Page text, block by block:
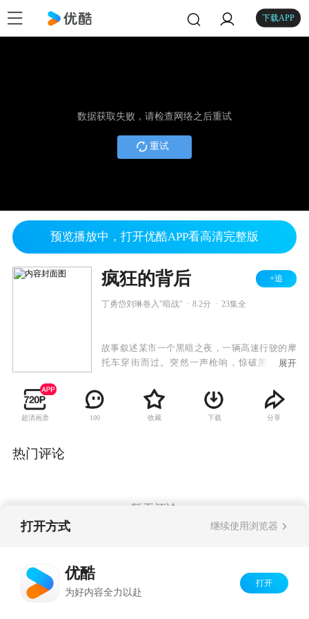
下载APP
数据获取失败，请检查网络之后重试
重试
预览播放中，打开优酷APP看高清完整版
疯狂的背后 +追
丁勇岱刘琳卷入"暗战" 8.2分 23集全
故事叙述某市一个黑暗之夜，一辆高速行驶的摩
托车穿街而过。突然一声枪响，惊破黑夜的寂
邹天明一直对数年前一桩未决的凶杀案耿耿于
怀，他闻讯此出凶杀案后心里明白，他所等待的
终于到来了。翌日，吕焕的弟弟吕东自外地匆匆
展开
超清画质 100 收藏 下载 分享
热门评论
暂无评论
打开方式 继续使用浏览器
优酷
为好内容全力以赴
打开